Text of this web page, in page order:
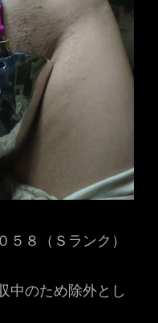
８（Ｓランク）
中のため除外とし